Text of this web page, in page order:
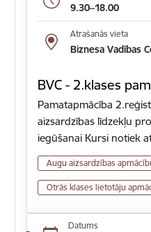
9.30–18.00
Atrašanās vieta
Biznesa Vadības
BVC - 2.klases
Pamatapmācība
aizsardzības līdzekļu
iegūšanai Kursi notiek
Augu aizsardzības
Otrās klases lietotāju
Datums